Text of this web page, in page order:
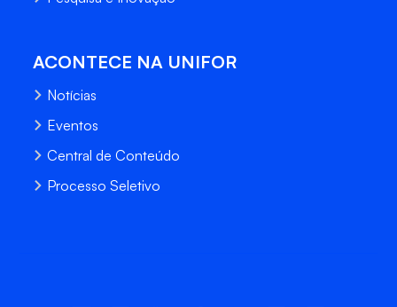
ACONTECE NA UNIFOR
Notícias
Eventos
Central de Conteúdo
Processo Seletivo